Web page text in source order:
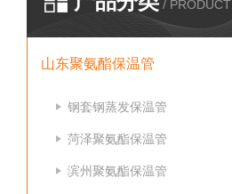
/ PRODUCT
山东聚氨酯保温管
钢套钢蒸发保温管
菏泽聚氨酯保温管
滨州聚氨酯保温管